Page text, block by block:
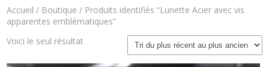
Accueil / Boutique / Produits identifiés “Lunette Acier avec vis
apparentes emblématiques”
Voici le seul résultat